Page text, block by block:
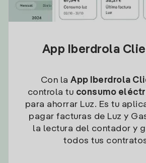
App Iberdrola
Con la App Iberdrola
controla tu consumo
para ahorrar Luz. Es tu
pagar facturas de Luz y
la lectura del contador y
todos tus